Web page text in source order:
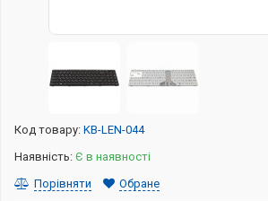
Код товару: KB-LEN-044
Наявність: Є в наявності
Порівняти
Обране